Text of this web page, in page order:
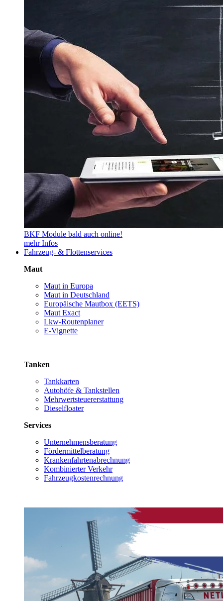
BKF Module bald auch online!
mehr Infos
Fahrzeug- & Flottenservices
Maut
Maut in Europa
Maut in Deutschland
Europäische Mautbox (EETS)
Maut Exact
Lkw-Routenplaner
E-Vignette
Tanken
Tankkarten
Autohöfe & Tankstellen
Mehrwertsteuererstattung
Dieselfloater
Services
Unternehmensberatung
Fördermittelberatung
Krankenfahrtenabrechnung
Kombinierter Verkehr
Fahrzeugkostenrechnung